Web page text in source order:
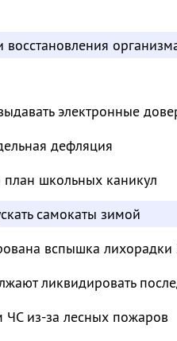
восстановления
электронные
дефляция
школьных каникул
самокаты зимой
вспышка
ликвидировать
ЧС из-за лесных пожаров